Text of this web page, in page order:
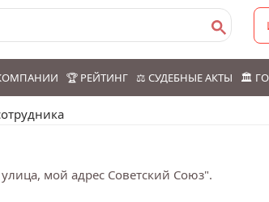
🏆 РЕЙТИНГ ⚖️ СУДЕБНЫЕ АКТЫ 🏛️
мой адрес Советский Союз".